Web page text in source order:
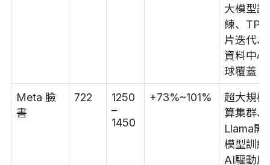
大模型訓
練、
片迭代
資料中心
球覆蓋
Meta 臉
書
722
1250
–
1450
+73%~101%
超大規模
算集群、
Llama開
模型訓練
AI驅動廣